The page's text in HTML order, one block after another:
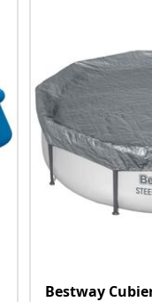
Bestway